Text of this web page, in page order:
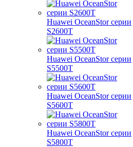
Huawei OceanStor серии
S2600T
Huawei OceanStor серии
S5500T
Huawei OceanStor серии
S5600T
Huawei OceanStor серии
S5800T